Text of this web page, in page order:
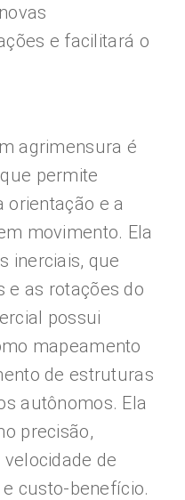
e facilitará o
agrimensura é
permite
orientação e a
movimento. Ela
inerciais, que
e as rotações do
possui
mapeamento
de estruturas
autônomos. Ela
precisão,
velocidade de
custo-benefício.